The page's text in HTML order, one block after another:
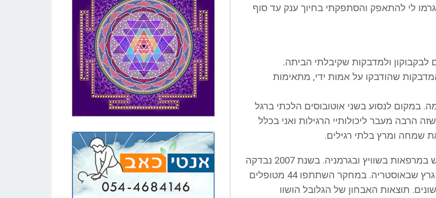
לי להתאפק והסתפקתי בחיוך ענק עד סוף
ולמדבקות שקיבלתי הביתה.
שהודבקו על אמות ידי, מתאימות
במקום לנסוע בשני אוטובוסים הלכתי ברגל
הרבה מעבר ליכולותיי הרגילות ואני בכלל
שמחה ומרץ בלתי רגילים.
מערכת הגלובל דיאגנוסטיקס הוכנסה לשימוש במרפאות בשוויץ ובגרמניה. בשנת 2007 נבדקה
אמינות האבחון בבית החולים האוניברסיטאי גרץ שבאוסטריה. במחקר השתתפו 44 מטופלים
תוצאות האבחון של הגלובל הושוו